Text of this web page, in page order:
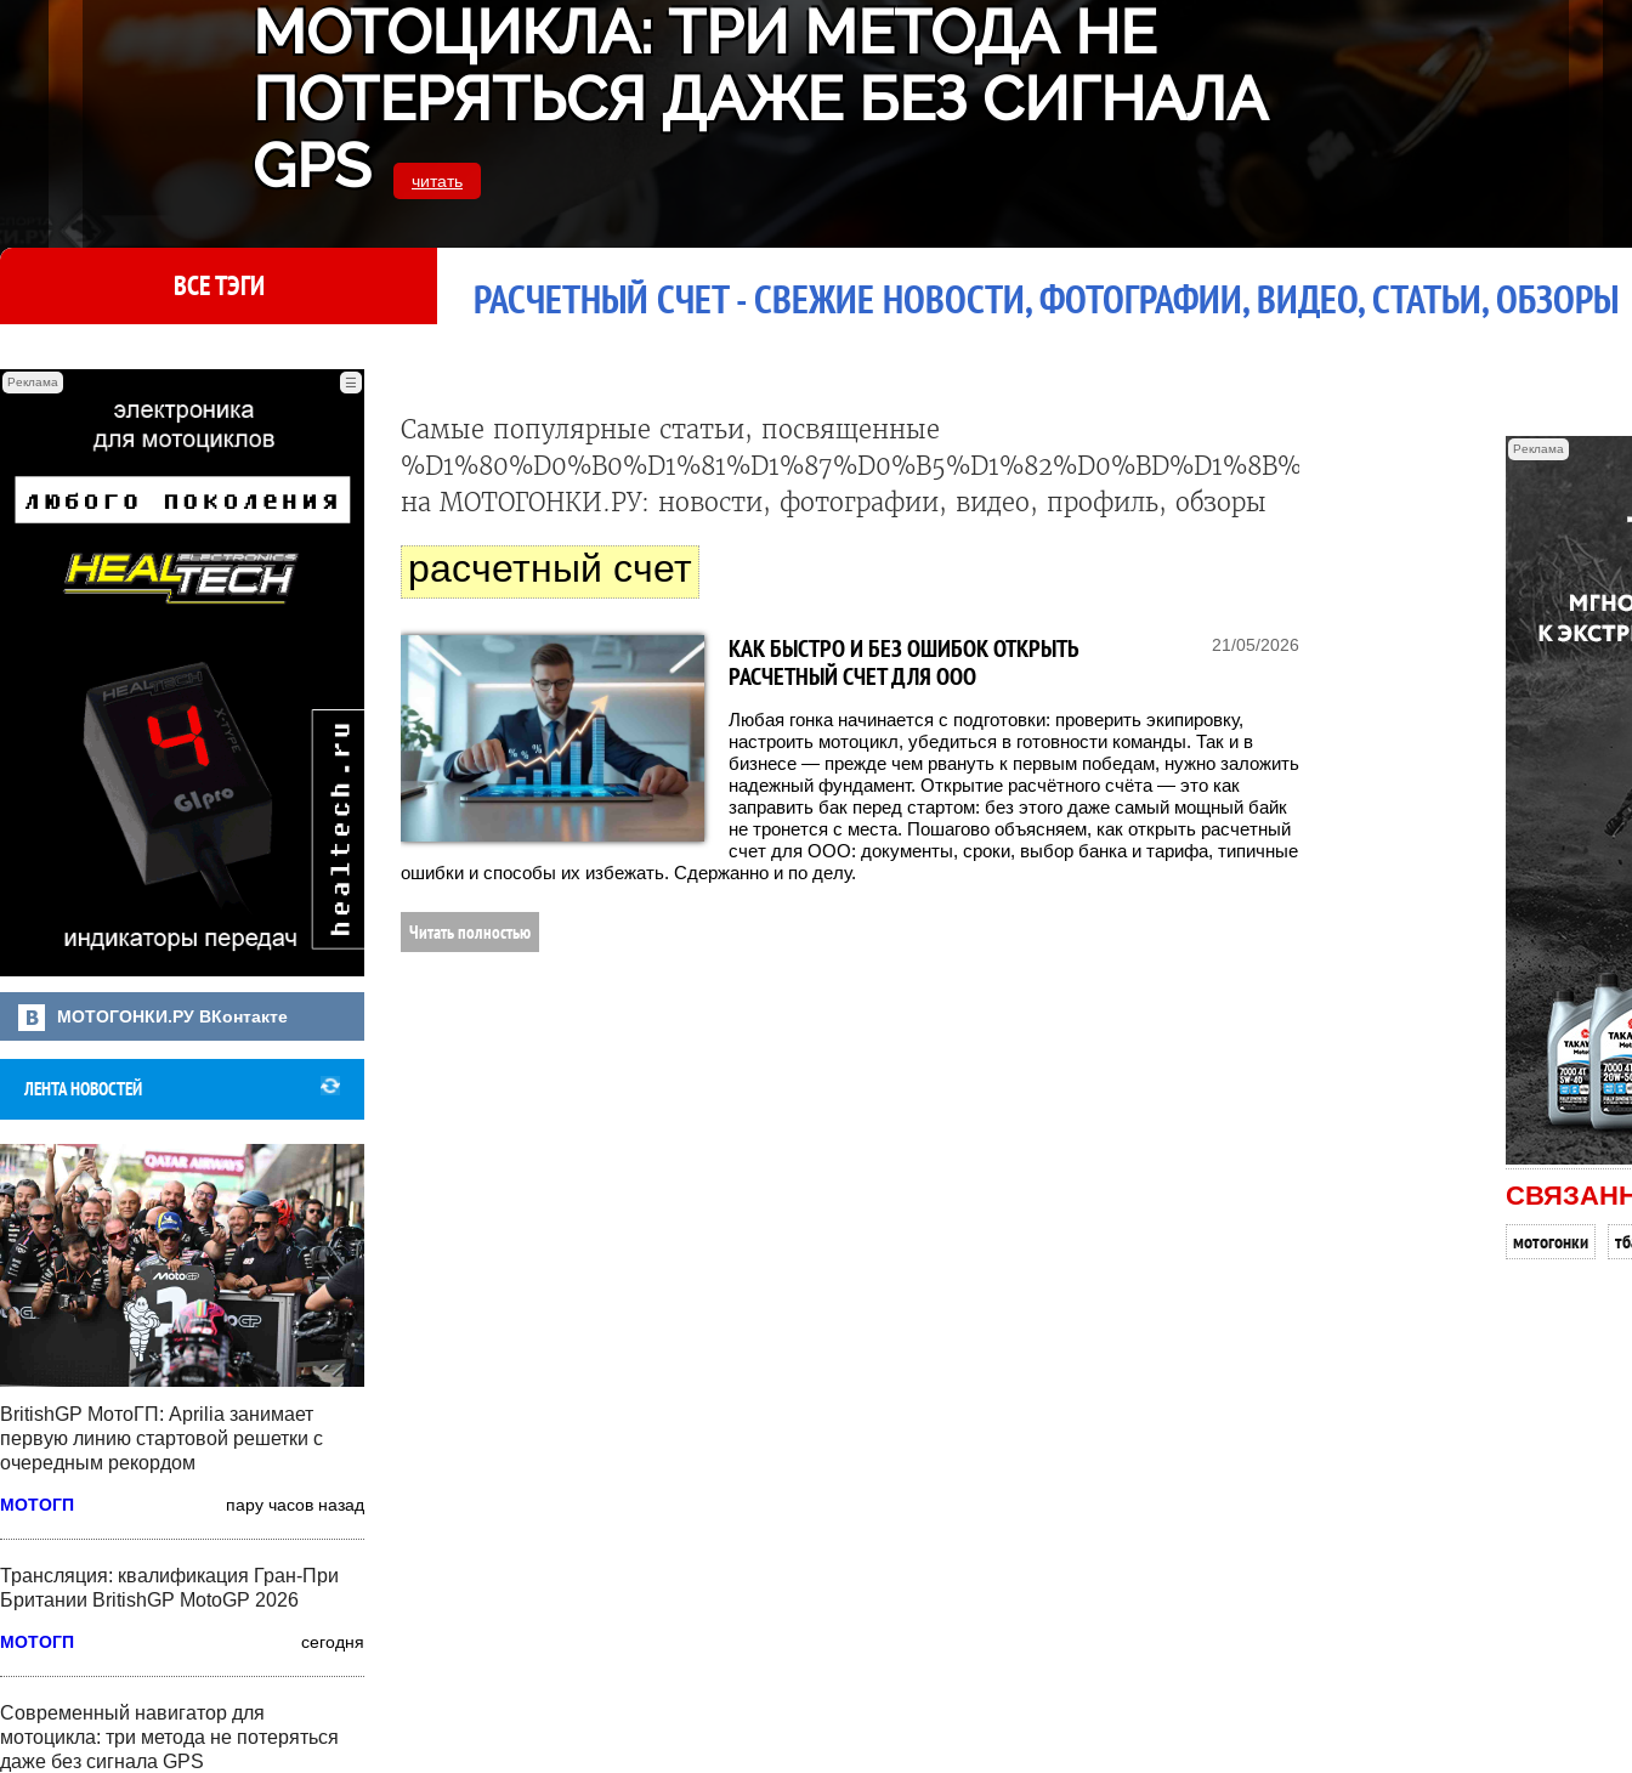
МОТОЦИКЛА: ТРИ МЕТОДА НЕ
ПОТЕРЯТЬСЯ ДАЖЕ БЕЗ СИГНАЛА
GPS
читать
ВСЕ ТЭГИ РАСЧЕТНЫЙ СЧЕТ - СВЕЖИЕ НОВОСТИ, ФОТОГРАФИИ, ВИДЕО, СТАТЬИ, ОБЗОРЫ
Реклама ☰
МОТОГОНКИ.РУ ВКонтакте
ЛЕНТА НОВОСТЕЙ
BritishGP МотоГП: Aprilia занимает
первую линию стартовой решетки с
очередным рекордом
МОТОГП пару часов назад
Трансляция: квалификация Гран-При
Британии BritishGP MotoGP 2026
МОТОГП сегодня
Современный навигатор для
мотоцикла: три метода не потеряться
даже без сигнала GPS
Самые популярные статьи, посвященные
на МОТОГОНКИ.РУ: новости, фотографии, видео, профиль, обзоры
расчетный счет
21/05/2026
КАК БЫСТРО И БЕЗ ОШИБОК ОТКРЫТЬ
РАСЧЕТНЫЙ СЧЕТ ДЛЯ ООО
Любая гонка начинается с подготовки: проверить экипировку,
настроить мотоцикл, убедиться в готовности команды. Так и в
бизнесе — прежде чем рвануть к первым победам, нужно заложить
надежный фундамент. Открытие расчётного счёта — это как
заправить бак перед стартом: без этого даже самый мощный байк
не тронется с места. Пошагово объясняем, как открыть расчетный
счет для ООО: документы, сроки, выбор банка и тарифа, типичные
ошибки и способы их избежать. Сдержанно и по делу.
Читать полностью
Реклама
мотогонки